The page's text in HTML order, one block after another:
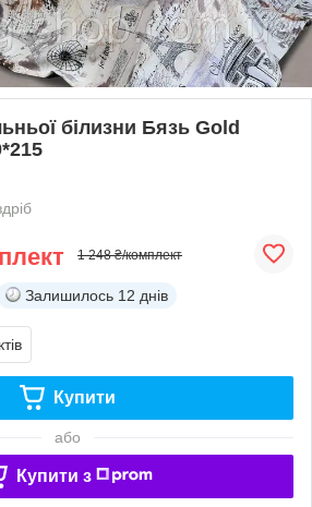
білизни Бязь Gold
1 248 ₴/комплект
Залишилось 12 днів
Купити
або
Купити з